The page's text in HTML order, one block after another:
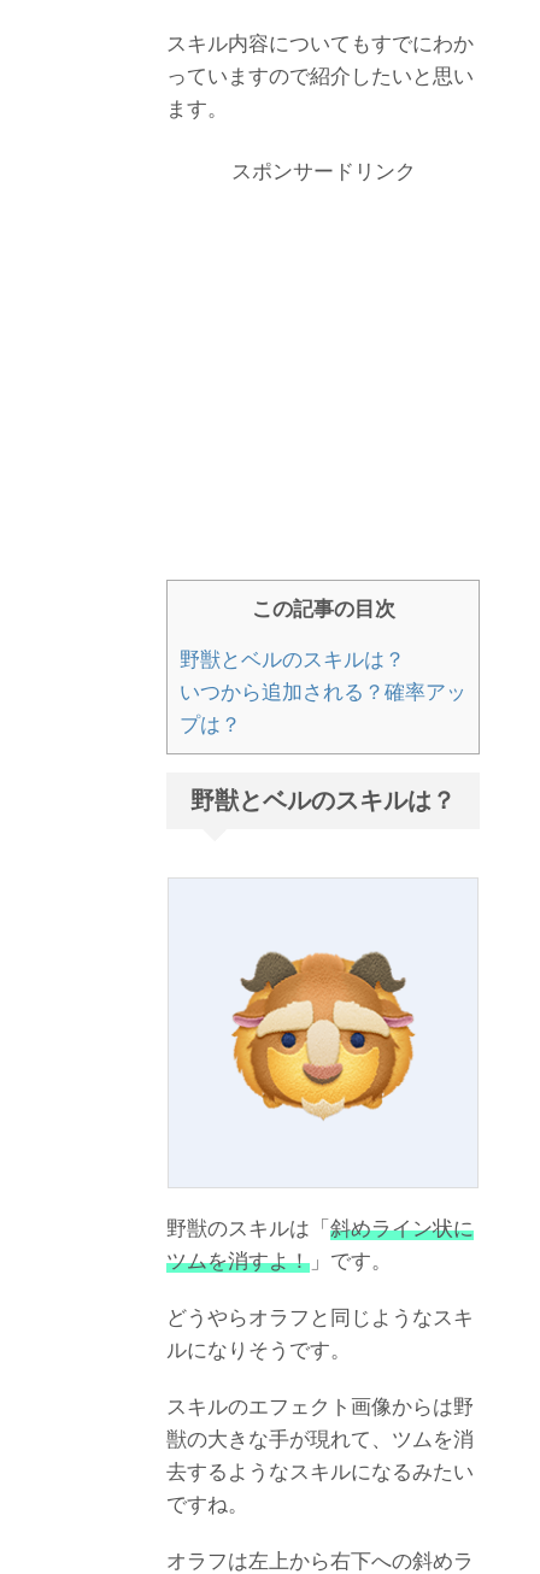
スキル内容についてもすでにわか
っていますので紹介したいと思い
ます。
スポンサードリンク
この記事の目次
野獣とベルのスキルは？
いつから追加される？確率アッ
プは？
野獣とベルのスキルは？
野獣のスキルは「 斜めライン状に
ツムを消すよ！ 」です。
どうやらオラフと同じようなスキ
ルになりそうです。
スキルのエフェクト画像からは野
獣の大きな手が現れて、ツムを消
去するようなスキルになるみたい
ですね。
オラフは左上から右下への斜めラ